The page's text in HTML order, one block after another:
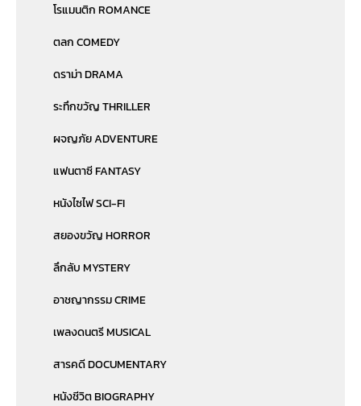
โรแมนติก ROMANCE
ตลก COMEDY
ดราม่า DRAMA
ระทึกขวัญ THRILLER
ผจญภัย ADVENTURE
แฟนตาซี FANTASY
หนังไซไฟ SCI-FI
สยองขวัญ HORROR
ลึกลับ MYSTERY
อาชญากรรม CRIME
เพลงดนตรี MUSICAL
สารคดี DOCUMENTARY
หนังชีวิต BIOGRAPHY